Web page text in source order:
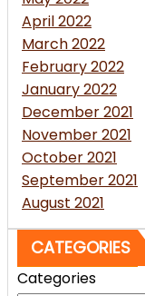
April 2022
March 2022
February 2022
January 2022
December 2021
November 2021
October 2021
September 2021
August 2021
CATEGORIES
Categories